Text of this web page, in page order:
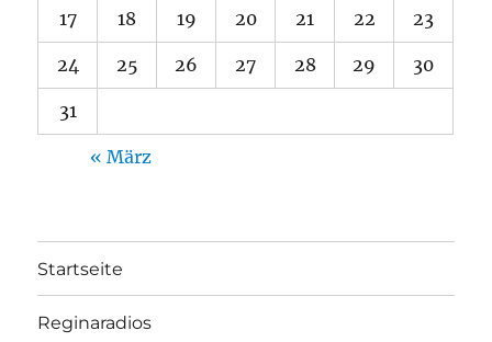
17 18 19 20 21 22 23
24 25 26 27 28 29 30
31
« März
Startseite
Reginaradios